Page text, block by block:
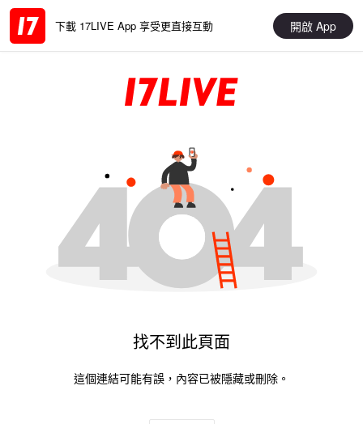
下載 17LIVE App 享受更直接互動 開啟 App
找不到此頁面
這個連結可能有誤，內容已被隱藏或刪除。